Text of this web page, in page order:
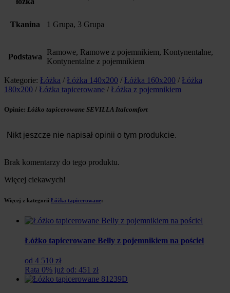
Tkanina 1 Grupa, 3 Grupa
Podstawa
Ramowe, Ramowe z pojemnikiem, Kontynentalne,
Kontynentalne z pojemnikiem
Kategorie: Łóżka / Łóżka 140x200 / Łóżka 160x200 / Łóżka
180x200 / Łóżka tapicerowane / Łóżka z pojemnikiem
Opinie: Łóżko tapicerowane SEVILLA Italcomfort
Nikt jeszcze nie napisał opinii o tym produkcie.
Brak komentarzy do tego produktu.
Więcej ciekawych!
Więcej z kategorii Łóżka tapicerowane:
Łóżko tapicerowane Belly z pojemnikiem na pościel
od 4 510 zł
Rata 0% już od: 451 zł